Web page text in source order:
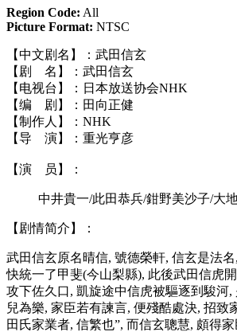
Region Code: All
Picture Format: NTSC
【中文剧名】：武田信玄
【剧 名】：武田信玄
【电视台】：日本放送协会NHK
【编 剧】：田向正健
【制作人】：NHK
【导 演】：重光亨彦
【演 员】：
中井貴一/此田恭兵/鉗野美沙子/大
【剧情简介】：
武田信玄原名晴信, 號德榮軒, 信玄是法
快統一了甲斐(今山梨縣), 此後武田信虎
攻下佐久口, 凱旋途中信虎被驅逐到駿河
兒為樂, 家臣若有諫言, 便殘酷處決, 招
田氏家業者, 信繁也”, 而信玄聰慧, 頗得